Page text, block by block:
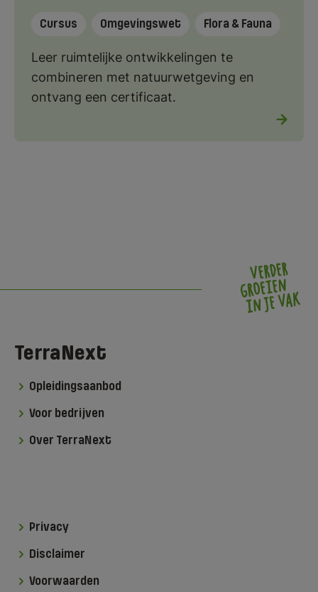
Cursus Omgevingswet Flora & Fauna
Leer ruimtelijke ontwikkelingen te
combineren met natuurwetgeving en
ontvang een certificaat.
TerraNext
Opleidingsaanbod
Voor bedrijven
Over TerraNext
Privacy
Disclaimer
Voorwaarden